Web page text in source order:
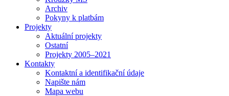
Archiv
Pokyny k platbám
Projekty
Aktuální projekty
Ostatní
Projekty 2005–2021
Kontakty
Kontaktní a identifikační údaje
Napište nám
Mapa webu